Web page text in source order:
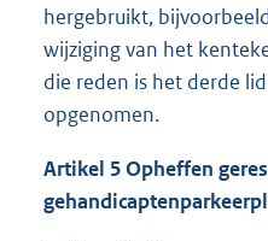
hergebruikt,
wijziging van het
die reden is het derde
opgenomen.
Artikel 5Opheffen